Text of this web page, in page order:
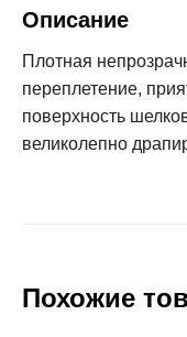
Описание
Плотная
переплетение,
поверхность
великолепно
Похожие